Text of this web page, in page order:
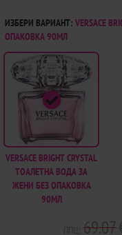
ИЗБЕРИ ВАРИАНТ: VERSACE
ОПАКОВКА 90МЛ
VERSACE BRIGHT CRYSTAL
ТОАЛЕТНА ВОДА ЗА
ЖЕНИ БЕЗ ОПАКОВКА
90МЛ
69.07